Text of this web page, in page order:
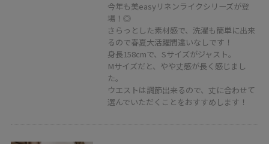
今年も美easyリネンライクシリーズが登
場！◎
さらっとした素材感で、洗濯も簡単に出来
るので春夏大活躍間違いなしです！
身長158cmで、Sサイズがジャスト。
Mサイズだと、やや丈感が長く感じまし
た。
ウエストは調節出来るので、丈に合わせて
選んでいただくことをおすすめします！